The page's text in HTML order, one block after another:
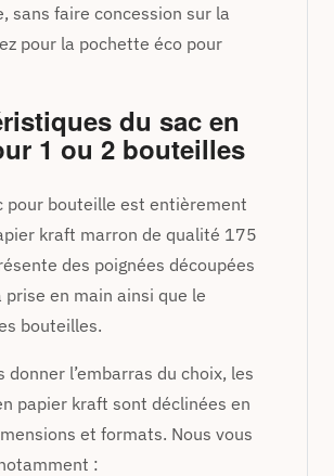
sans faire concession sur la
pour la pochette éco pour
du sac en
1 ou 2 bouteilles
pour bouteille est entièrement
kraft marron de qualité 175
des poignées découpées
en main ainsi que le
bouteilles.
donner l’embarras du choix, les
papier kraft sont déclinées en
et formats. Nous vous
: